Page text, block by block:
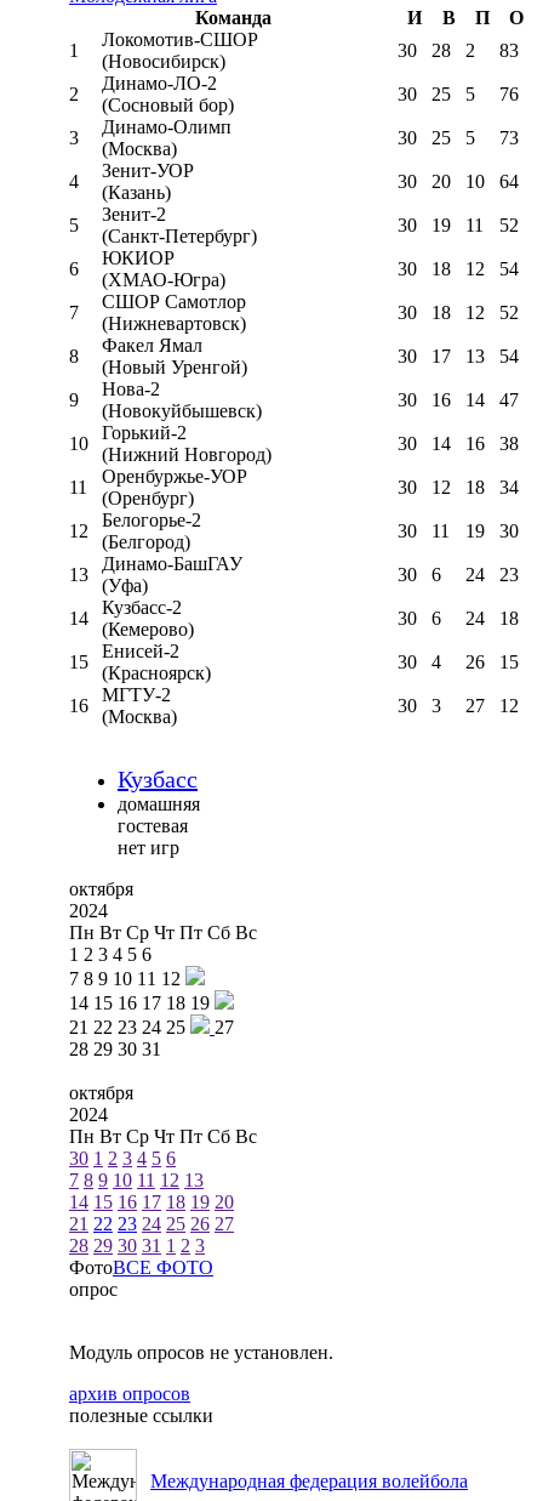
Команда
И В П
О
1
Локомотив-CШОР
(Новосибирск)
30 28 2 83
2
Динамо-ЛО-2
(Сосновый бор)
30 25 5 76
3
Динамо-Олимп
(Москва)
30 25 5 73
4
Зенит-УОР
(Казань)
30 20 10 64
5
Зенит-2
(Санкт-Петербург)
30 19 11 52
6
ЮКИОР
(ХМАО-Югра)
30 18 12 54
7
СШОР Самотлор
(Нижневартовск)
30 18 12 52
8
Факел Ямал
(Новый Уренгой)
30 17 13 54
9
Нова-2
(Новокуйбышевск)
30 16 14 47
10
Горький-2
(Нижний Новгород)
30 14 16 38
11
Оренбуржье-УОР
(Оренбург)
30 12 18 34
12
Белогорье-2
(Белгород)
30 11 19 30
13
Динамо-БашГАУ
(Уфа)
30 6 24 23
14
Кузбасс-2
(Кемерово)
30 6 24 18
15
Енисей-2
(Красноярск)
30 4 26 15
16
МГТУ-2
(Москва)
30 3 27 12
Кузбасс
домашняя
гостевая
нет игр
октября
2024
Пн Вт Ср Чт Пт Сб Вс
1 2 3 4 5 6
7 8 9 10 11 12
14 15 16 17 18 19
21 22 23 24 25
27
28 29 30 31
октября
2024
Пн Вт Ср Чт Пт Сб Вс
30 1 2 3 4 5 6
7 8 9 10 11 12 13
14 15 16 17 18 19 20
21 22 23 24 25 26 27
28 29 30 31 1 2 3
ФотоВСЕ ФОТО
опрос
Модуль опросов не установлен.
архив опросов
полезные ссылки
Международная федерация волейбола